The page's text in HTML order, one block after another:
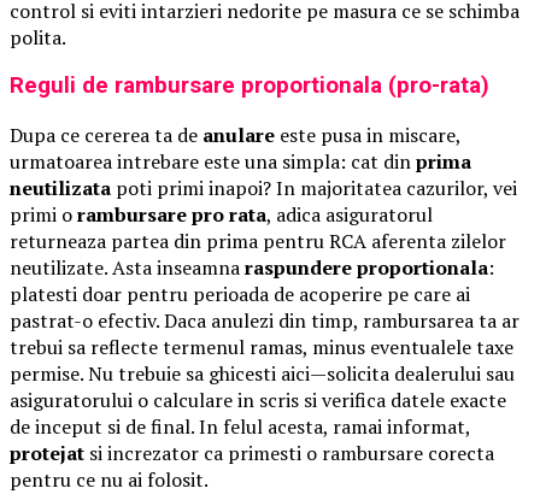
control si eviti intarzieri nedorite pe masura ce se schimba
polita.
Reguli de rambursare proportionala (pro-rata)
Dupa ce cererea ta de anulare este pusa in miscare,
urmatoarea intrebare este una simpla: cat dinprima
neutilizata poti primi inapoi? In majoritatea cazurilor, vei
primi orambursare pro rata, adica asiguratorul
returneaza partea din prima pentru RCA aferenta zilelor
neutilizate. Asta inseamnaraspundere proportionala:
platesti doar pentru perioada de acoperire pe care ai
pastrat-o efectiv. Daca anulezi din timp, rambursarea ta ar
trebui sa reflecte termenul ramas, minus eventualele taxe
permise. Nu trebuie sa ghicesti aici—solicita dealerului sau
asiguratorului o calculare in scris si verifica datele exacte
de inceput si de final. In felul acesta, ramai informat,
protejat si increzator ca primesti o rambursare corecta
pentru ce nu ai folosit.